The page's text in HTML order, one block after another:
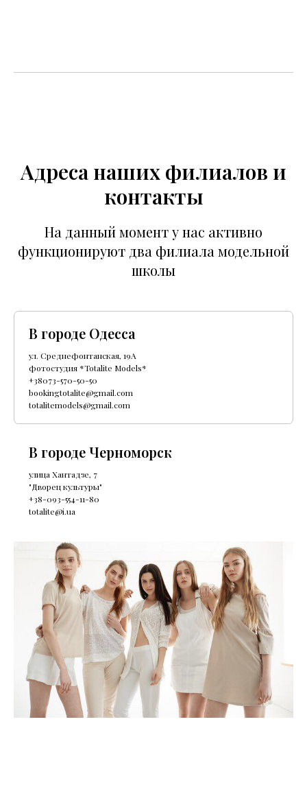
Адреса наших филиалов и
контакты
На данный момент у нас активно
функционируют два филиала модельной
школы
В городе Одесса
ул. Среднефонтанская, 19А
фотостудия *Totalite Models*
+38073-570-50-50
bookingtotalite@gmail.com
totalitemodels@gmail.com
В городе Черноморск
улица Хантадзе, 7
"Дворец культуры"
+38-093-554-11-80
totalite@i.ua